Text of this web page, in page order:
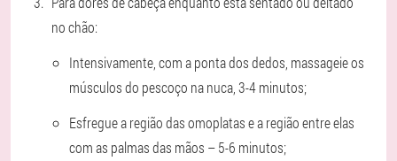
no chão:
Intensivamente, com a ponta dos dedos, massageie os
músculos do pescoço na nuca, 3-4 minutos;
Esfregue a região das omoplatas e a região entre elas
com as palmas das mãos – 5-6 minutos;